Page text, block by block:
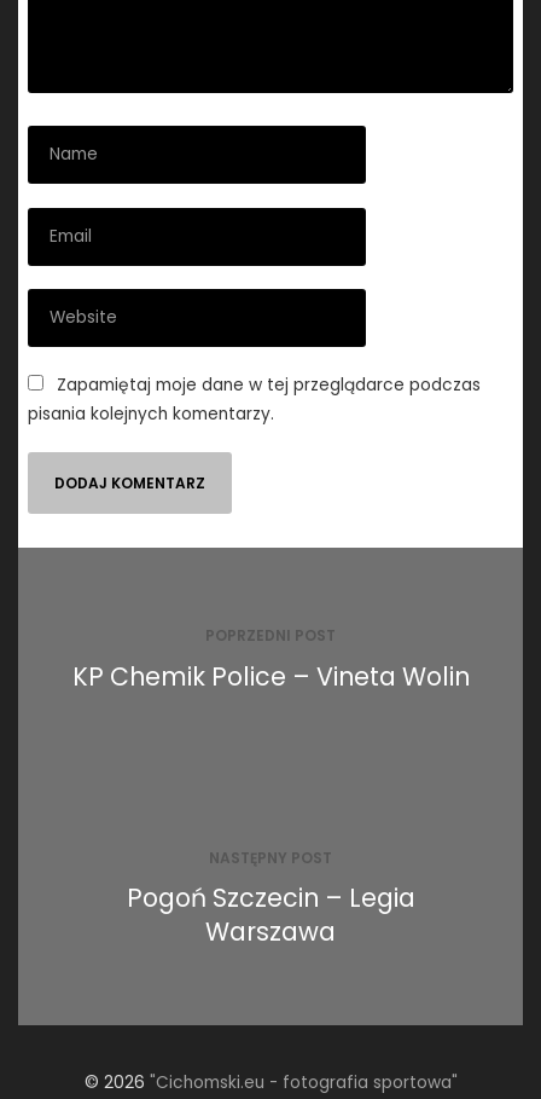
Zapamiętaj moje dane w tej przeglądarce podczas
pisania kolejnych komentarzy.
POPRZEDNI POST
KP Chemik Police – Vineta Wolin
NASTĘPNY POST
Pogoń Szczecin – Legia
Warszawa
© 2026 "Cichomski.eu - fotografia sportowa"